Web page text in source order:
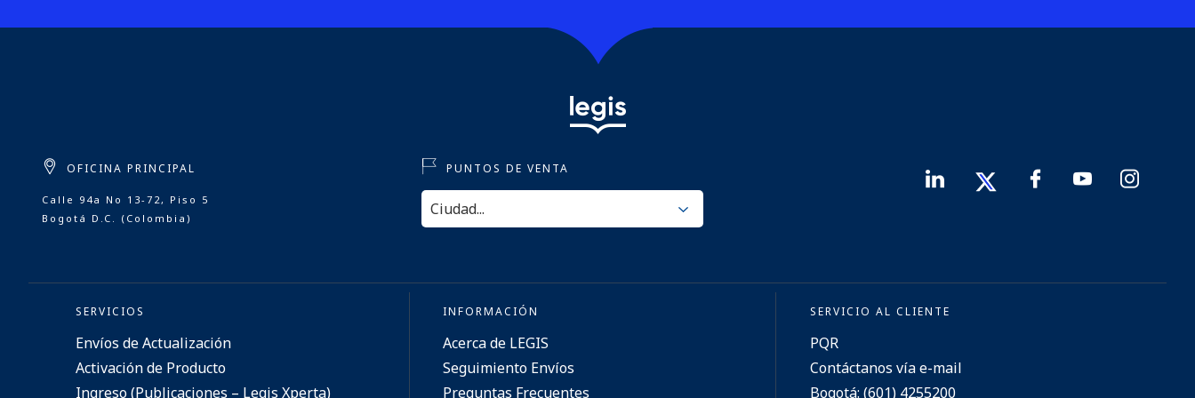
OFICINA PRINCIPAL
Calle 94a No 13-72, Piso 5
Bogotá D.C. (Colombia)
PUNTOS DE VENTA
SERVICIOS
Envíos de Actualización
Activación de Producto
Ingreso (Publicaciones – Legis Xperta)
INFORMACIÓN
Acerca de LEGIS
Seguimiento Envíos
Preguntas Frecuentes
SERVICIO AL CLIENTE
PQR
Contáctanos vía e-mail
Bogotá: (601) 4255200